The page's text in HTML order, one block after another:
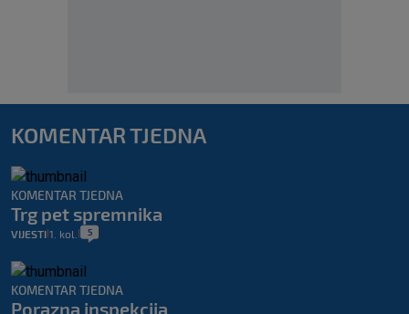
KOMENTAR TJEDNA
KOMENTAR TJEDNA
Trg pet spremnika
VIJESTI 1. kol. 5
KOMENTAR TJEDNA
Porazna inspekcija